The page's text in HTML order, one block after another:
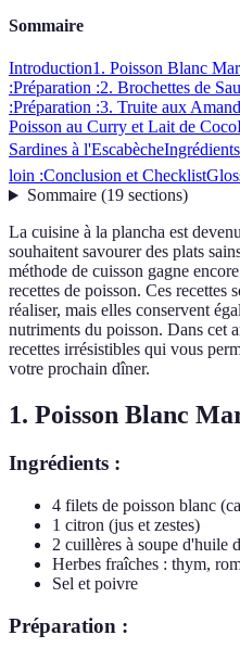
Sommaire
Introduction1. Poisson Blanc
:Préparation :2. Brochettes de
:Préparation :3. Truite aux
Poisson au Curry et Lait de Coco
Sardines à l'Escabèche
loin :Conclusion et Checklist
Sommaire(19 sections)
La cuisine à la plancha est
souhaitent savourer des plats
méthode de cuisson gagne
recettes de poisson. Ces recettes
réaliser, mais elles conservent
nutriments du poisson. Dans cet
recettes irrésistibles qui vous
votre prochain dîner.
1. Poisson Blanc
Ingrédients :
4 filets de poisson blanc
1 citron (jus et zestes)
2 cuillères à soupe d'huile
Herbes fraîches : thym,
Sel et poivre
Préparation :